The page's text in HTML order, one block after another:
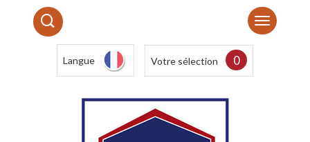
Langue Votre sélection 0